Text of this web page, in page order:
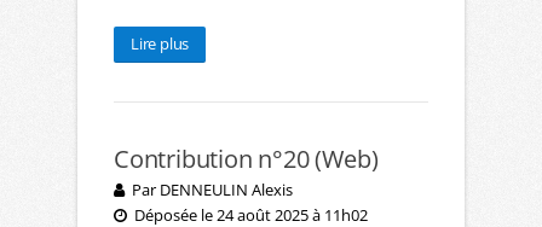
Lire plus
Contribution n°20 (Web)
Par DENNEULIN Alexis
Déposée le 24 août 2025 à 11h02